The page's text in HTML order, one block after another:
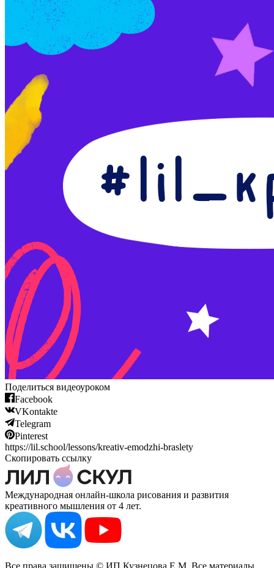
Поделиться видеоуроком
Facebook
VKontakte
Telegram
Pinterest
https://lil.school/lessons/kreativ-emodzhi-braslety
Скопировать ссылку
Международная онлайн-школа рисования и развития
креативного мышления от 4 лет.
Все права защищены © ИП Кузнецова Е.М. Все материалы